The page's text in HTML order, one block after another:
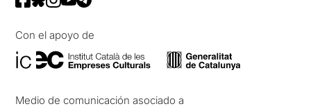
Con el apoyo de
Medio de comunicación asociado a